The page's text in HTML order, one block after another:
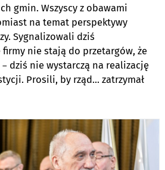
gmin. Wszyscy z obawami
na temat perspektywy
Sygnalizowali dziś
nie stają do przetargów, że
– dziś nie wystarczą na realizację
Prosili, by rząd... zatrzymał